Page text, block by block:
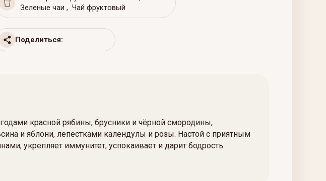
Зеленые чаи , Чай фруктовый
Поделиться:
красной рябины, брусники и чёрной смородины,
и яблони, лепестками календулы и розы. Настой с приятным
укрепляет иммунитет, успокаивает и дарит бодрость.